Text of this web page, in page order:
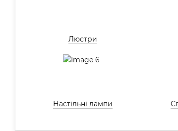
Люстри
Настільні лампи